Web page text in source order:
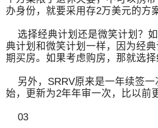
办身份，就要采用存2万美元的方
选择经典计划还是微笑计划？
典计划和微笑计划一样，因为经
期买房。如果考虑购房，那就选择
另外，SRRV原来是一年续签一
始，更新为2年年审一次，比以前
03